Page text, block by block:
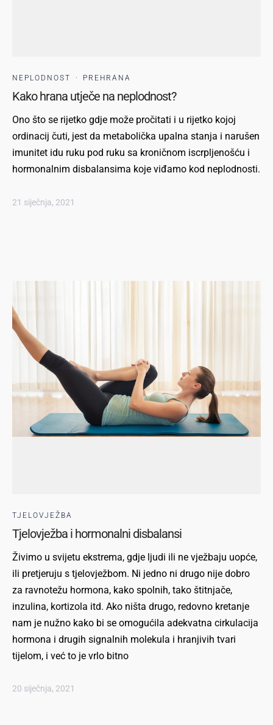
NEPLODNOST · PREHRANA
Kako hrana utječe na neplodnost?
Ono što se rijetko gdje može pročitati i u rijetko kojoj
ordinacij čuti, jest da metabolička upalna stanja i narušen
imunitet idu ruku pod ruku sa kroničnom iscrpljenošću i
hormonalnim disbalansima koje viđamo kod neplodnosti.
21 siječnja, 2021
TJELOVJEŽBA
Tjelovježba i hormonalni disbalansi
Živimo u svijetu ekstrema, gdje ljudi ili ne vježbaju uopće,
ili pretjeruju s tjelovježbom. Ni jedno ni drugo nije dobro
za ravnotežu hormona, kako spolnih, tako štitnjače,
inzulina, kortizola itd. Ako ništa drugo, redovno kretanje
nam je nužno kako bi se omogućila adekvatna cirkulacija
hormona i drugih signalnih molekula i hranjivih tvari
tijelom, i već to je vrlo bitno
20 siječnja, 2021